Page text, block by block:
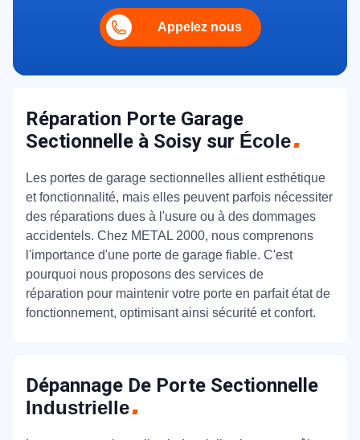
Appelez nous
Réparation Porte Garage
Sectionnelle à Soisy sur École
Les portes de garage sectionnelles allient esthétique
et fonctionnalité, mais elles peuvent parfois nécessiter
des réparations dues à l'usure ou à des dommages
accidentels. Chez METAL 2000, nous comprenons
l'importance d'une porte de garage fiable. C'est
pourquoi nous proposons des services de
réparation pour maintenir votre porte en parfait état de
fonctionnement, optimisant ainsi sécurité et confort.
Dépannage De Porte Sectionnelle
Industrielle